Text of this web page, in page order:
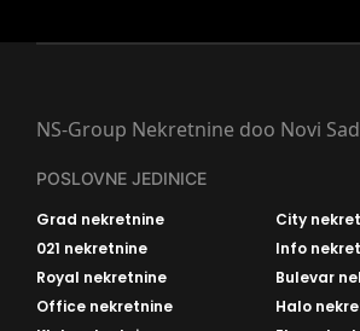
NS-Group Nekretnine doo Novi
POSLOVNE JEDINICE
Grad nekretnine
City
021 nekretnine
Info
Royal nekretnine
Bulevar
Office nekretnine
Halo